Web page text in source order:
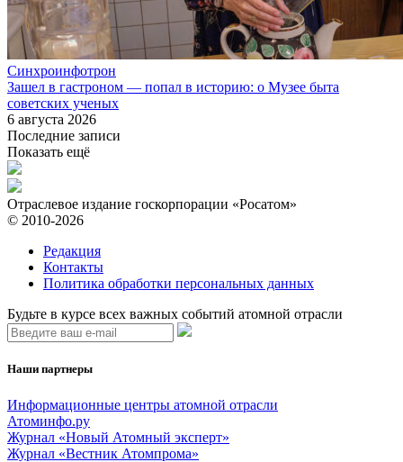
Синхроинфотрон
Зашел в гастроном — попал в историю: о Музее быта
советских ученых
6 августа 2026
Последние записи
Показать ещё
Отраслевое издание госкорпорации «Росатом»
© 2010-2026
Редакция
Контакты
Политика обработки персональных данных
Будьте в курсе всех важных событий атомной отрасли
Наши партнеры
Информационные центры атомной отрасли
Атоминфо.ру
Журнал «Новый Атомный эксперт»
Журнал «Вестник Атомпрома»